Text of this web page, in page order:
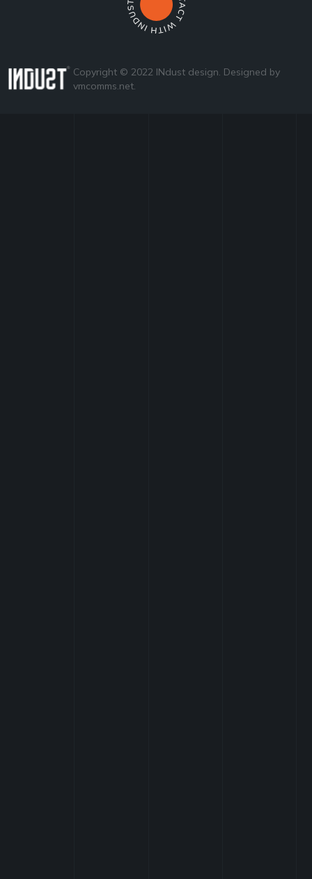
Copyright © 2022 INdust design. Designed by
vmcomms.net.